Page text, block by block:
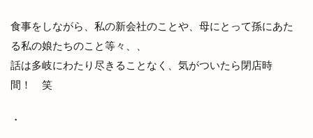
食事をしながら、私の新会社のことや、母にとって孫にあた
る私の娘たちのこと等々、、
話は多岐にわたり尽きることなく、気がついたら閉店時
間！ 笑
・